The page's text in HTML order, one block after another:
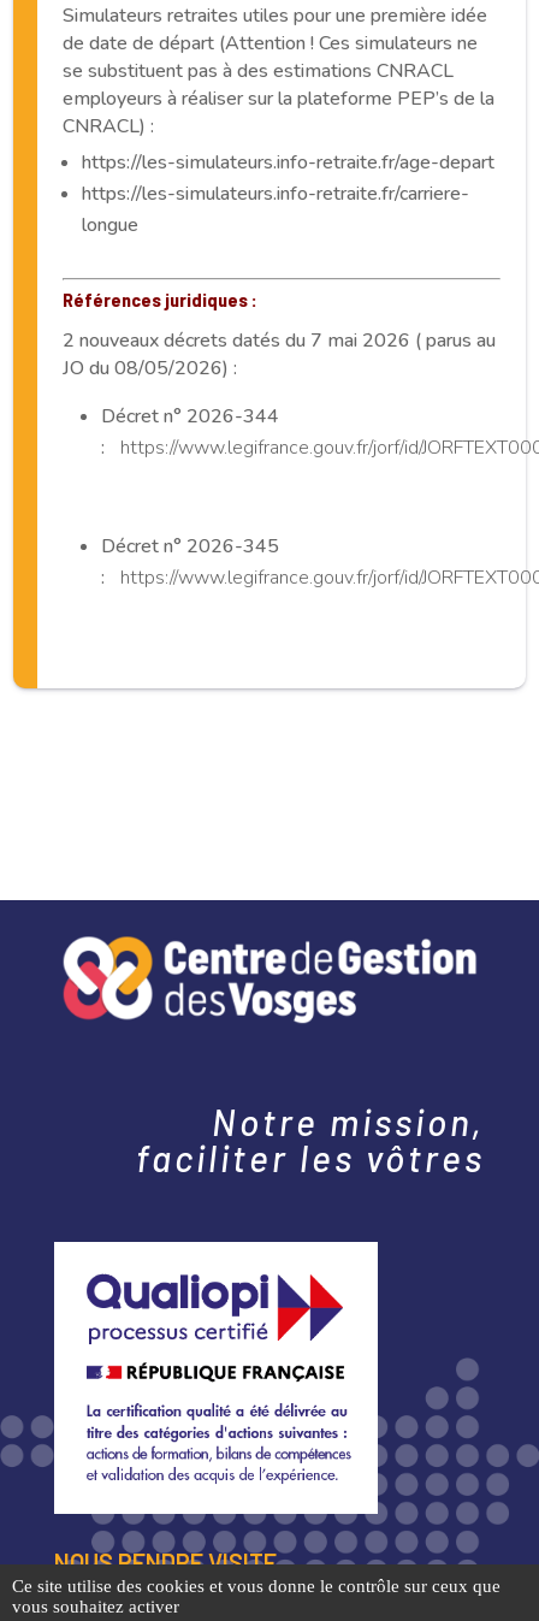
Simulateurs retraites utiles pour une première idée
de date de départ (Attention ! Ces simulateurs ne
se substituent pas à des estimations CNRACL
employeurs à réaliser sur la plateforme PEP’s de la
CNRACL) :
https://les-simulateurs.info-retraite.fr/age-depart
https://les-simulateurs.info-retraite.fr/carriere-
longue
Références juridiques :
2 nouveaux décrets datés du 7 mai 2026 ( parus au
JO du 08/05/2026) :
Décret n° 2026-344
:
https://www.legifrance.gouv.fr/jorf/id/
Décret n° 2026-345
:
https://www.legifrance.gouv.fr/jorf/id/
Notre mission,
faciliter les vôtres
NOUS RENDRE VISITE
1 Chemin de l’orée du bois
Ce site utilise des cookies et vous donne le contrôle sur ceux que
vous souhaitez activer